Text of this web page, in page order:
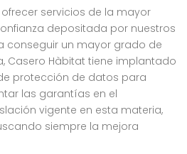
servicios de la mayor
depositada por nuestros
conseguir un mayor grado de
Casero Hàbitat tiene implantado
protección de datos para
las garantías en el
vigente en esta materia,
siempre la mejora